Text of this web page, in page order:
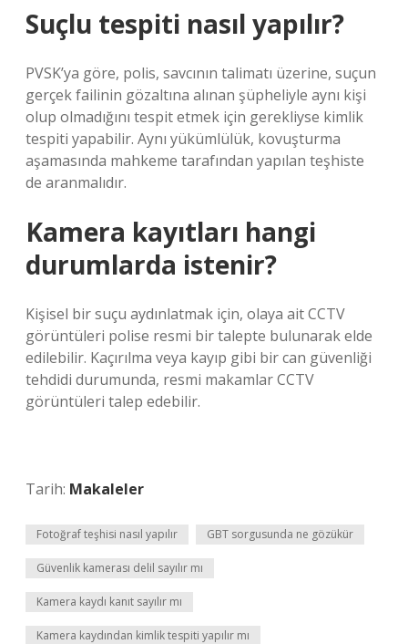
Suçlu tespiti nasıl yapılır?
PVSK’ya göre, polis, savcının talimatı üzerine, suçun
gerçek failinin gözaltına alınan şüpheliyle aynı kişi
olup olmadığını tespit etmek için gerekliyse kimlik
tespiti yapabilir. Aynı yükümlülük, kovuşturma
aşamasında mahkeme tarafından yapılan teşhiste
de aranmalıdır.
Kamera kayıtları hangi
durumlarda istenir?
Kişisel bir suçu aydınlatmak için, olaya ait CCTV
görüntüleri polise resmi bir talepte bulunarak elde
edilebilir. Kaçırılma veya kayıp gibi bir can güvenliği
tehdidi durumunda, resmi makamlar CCTV
görüntüleri talep edebilir.
Tarih: Makaleler
Fotoğraf teşhisi nasıl yapılır GBT sorgusunda ne gözükür
Güvenlik kamerası delil sayılır mı
Kamera kaydı kanıt sayılır mı
Kamera kaydından kimlik tespiti yapılır mı